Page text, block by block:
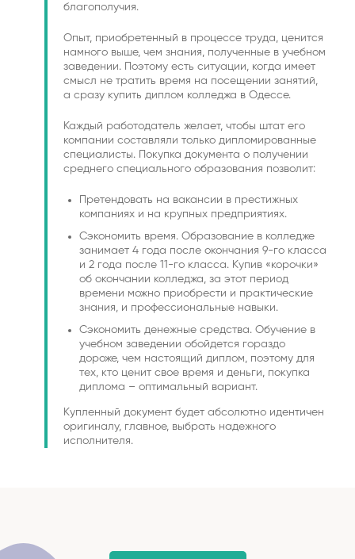
благополучия.
Опыт, приобретенный в процессе труда, ценится
намного выше, чем знания, полученные в учебном
заведении. Поэтому есть ситуации, когда имеет
смысл не тратить время на посещении занятий,
а сразу купить диплом колледжа в Одессе.
Каждый работодатель желает, чтобы штат его
компании составляли только дипломированные
специалисты. Покупка документа о получении
среднего специального образования позволит:
Претендовать на вакансии в престижных
компаниях и на крупных предприятиях.
Сэкономить время. Образование в колледже
занимает 4 года после окончания 9-го класса
и 2 года после 11-го класса. Купив «корочки»
об окончании колледжа, за этот период
времени можно приобрести и практические
знания, и профессиональные навыки.
Сэкономить денежные средства. Обучение в
учебном заведении обойдется гораздо
дороже, чем настоящий диплом, поэтому для
тех, кто ценит свое время и деньги, покупка
диплома – оптимальный вариант.
Купленный документ будет абсолютно идентичен
оригиналу, главное, выбрать надежного
исполнителя.